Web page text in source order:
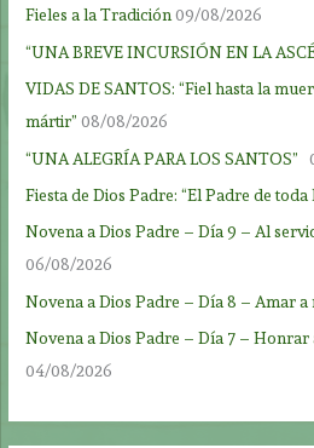
Fieles a la Tradición09/08/2026
“UNA BREVE INCURSIÓN EN LA
VIDAS DE SANTOS: “Fiel hasta la
mártir” 08/08/2026
“UNA ALEGRÍA PARA LOS SANTOS”
Fiesta de Dios Padre: “El Padre de toda
Novena a Dios Padre – Día 9 – Al
06/08/2026
Novena a Dios Padre – Día 8 – Amar a
Novena a Dios Padre – Día 7 – Honrar
04/08/2026